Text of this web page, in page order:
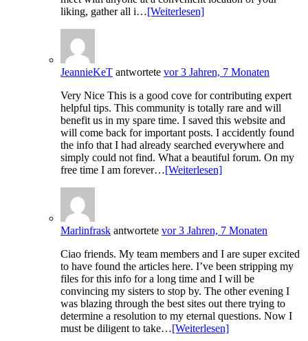
liking, gather all i…[Weiterlesen]
JeannieKeT antwortete vor 3 Jahren, 7 Monaten
Very Nice This is a good cove for contributing expert
helpful tips. This community is totally rare and will
benefit us in my spare time. I saved this website and
will come back for important posts. I accidently found
the info that I had already searched everywhere and
simply could not find. What a beautiful forum. On my
free time I am forever…[Weiterlesen]
Marlinfrask antwortete vor 3 Jahren, 7 Monaten
Ciao friends. My team members and I are super excited
to have found the articles here. I’ve been stripping my
files for this info for a long time and I will be
convincing my sisters to stop by. The other evening I
was blazing through the best sites out there trying to
determine a resolution to my eternal questions. Now I
must be diligent to take…[Weiterlesen]